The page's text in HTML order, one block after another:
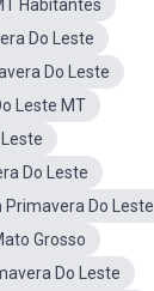
Habitantes
Do Leste
Do Leste
Leste MT
Do Leste
Do Leste
Grosso
Do Leste